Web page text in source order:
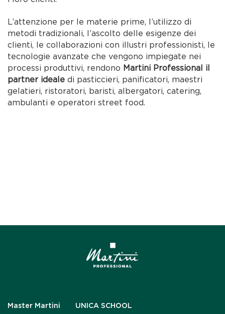
L’attenzione per le materie prime, l’utilizzo di
metodi tradizionali, l’ascolto delle esigenze dei
clienti, le collaborazioni con illustri professionisti, le
tecnologie avanzate che vengono impiegate nei
processi produttivi, rendono Martini Professional il
partner ideale di pasticcieri, panificatori, maestri
gelatieri, ristoratori, baristi, albergatori, catering,
ambulanti e operatori street food.
Master Martini
UNICA SCHOOL